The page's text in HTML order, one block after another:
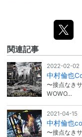
関連記事
2022-02-02
中村倫也
〜接点なき
WOWO…
2021-04-15
中村倫也
〜接点なき